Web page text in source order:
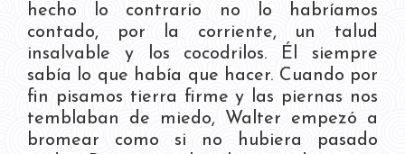
hecho lo contrario no lo habríamos
contado, por la corriente, un talud
insalvable y los cocodrilos. Él siempre
sabía lo que había que hacer. Cuando por
fin pisamos tierra firme y las piernas nos
temblaban de miedo, Walter empezó a
bromear como si no hubiera pasado